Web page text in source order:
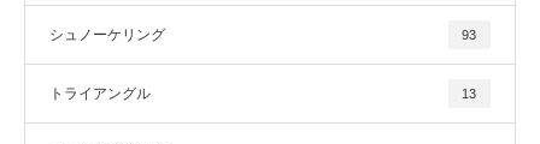
シュノーケリング 93
トライアングル 13